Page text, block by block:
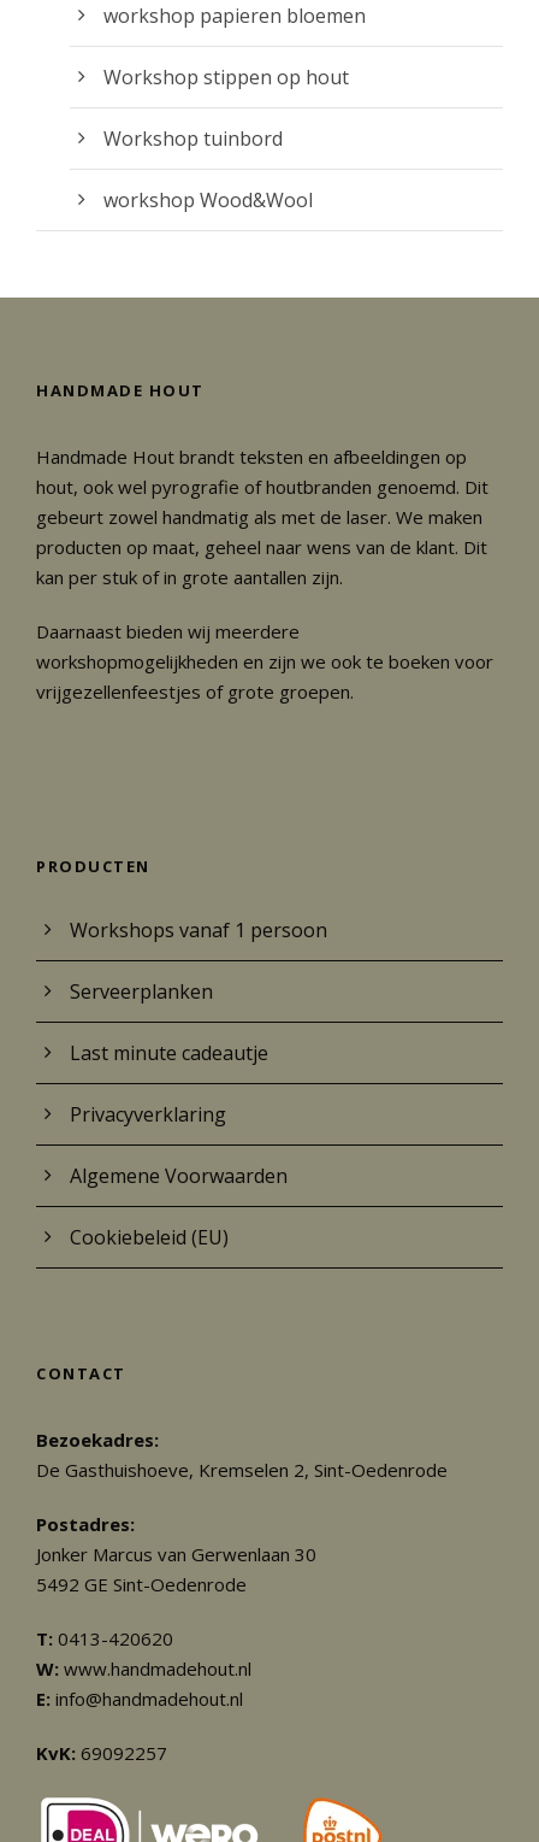
workshop papieren bloemen
Workshop stippen op hout
Workshop tuinbord
workshop Wood&Wool
HANDMADE HOUT
Handmade Hout brandt teksten en afbeeldingen op
hout, ook wel pyrografie of houtbranden genoemd. Dit
gebeurt zowel handmatig als met de laser. We maken
producten op maat, geheel naar wens van de klant. Dit
kan per stuk of in grote aantallen zijn.
Daarnaast bieden wij meerdere
workshopmogelijkheden en zijn we ook te boeken voor
vrijgezellenfeestjes of grote groepen.
PRODUCTEN
Workshops vanaf 1 persoon
Serveerplanken
Last minute cadeautje
Privacyverklaring
Algemene Voorwaarden
Cookiebeleid (EU)
CONTACT
Bezoekadres:
De Gasthuishoeve, Kremselen 2, Sint-Oedenrode
Postadres:
Jonker Marcus van Gerwenlaan 30
5492 GE Sint-Oedenrode
T: 0413-420620
W: www.handmadehout.nl
E: info@handmadehout.nl
KvK: 69092257